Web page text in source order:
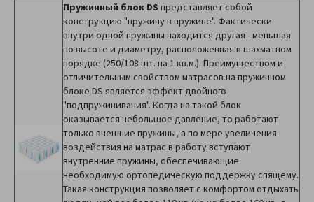
Пружинный блок DS представляет собой
конструкцию "пружину в пружине". Фактически
внутри одной пружины находится другая - меньшая
по высоте и диаметру, расположенная в шахматном
порядке (250/108 шт. на 1 кв.м.). Преимуществом и
отличительным свойством матрасов на пружинном
блоке DS является эффект двойного
"подпружинивания". Когда на такой блок
оказывается небольшое давление, то работают
только внешние пружины, а по мере увеличения
воздействия на матрас в работу вступают
внутренние пружины, обеспечивающие
необходимую ортопедическую поддержку спящему.
Такая конструкция позволяет с комфортом отдыхать